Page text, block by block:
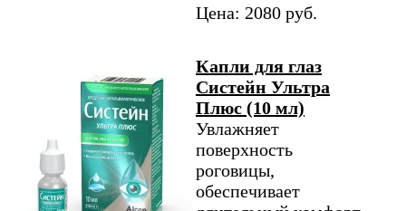
Цена: 2080 руб.
Капли для глаз
Систейн Ультра
Плюс (10 мл)
Увлажняет
поверхность
роговицы,
обеспечивает